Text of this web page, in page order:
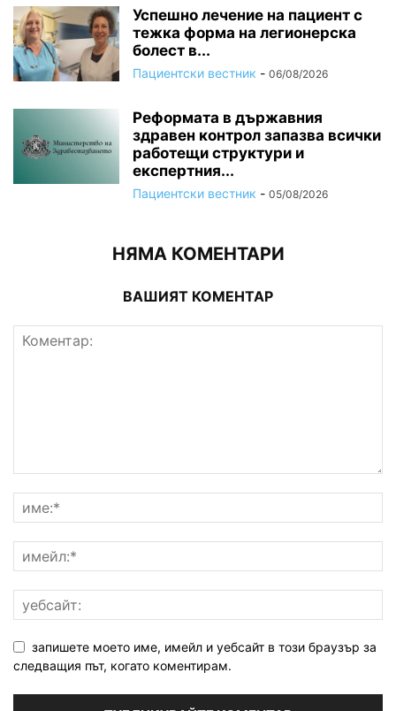
Успешно лечение на пациент с
тежка форма на легионерска
болест в...
Пациентски вестник - 06/08/2026
Реформата в държавния
здравен контрол запазва всички
работещи структури и
експертния...
Пациентски вестник - 05/08/2026
НЯМА КОМЕНТАРИ
ВАШИЯТ КОМЕНТАР
запишете моето име, имейл и уебсайт в този браузър за
следващия път, когато коментирам.